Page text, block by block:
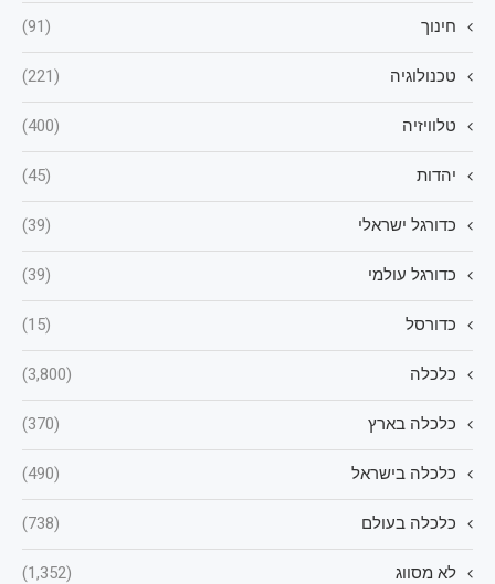
חינוך (91)
טכנולוגיה (221)
טלוויזיה (400)
יהדות (45)
כדורגל ישראלי (39)
כדורגל עולמי (39)
כדורסל (15)
כלכלה (3,800)
כלכלה בארץ (370)
כלכלה בישראל (490)
כלכלה בעולם (738)
לא מסווג (1,352)